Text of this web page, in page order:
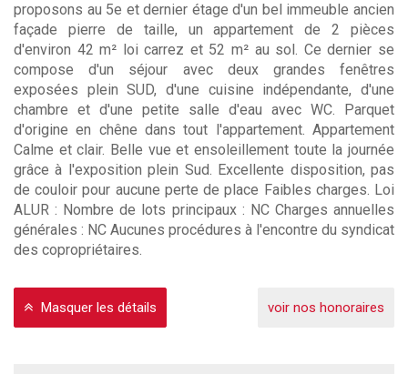
proposons au 5e et dernier étage d'un bel immeuble ancien
façade pierre de taille, un appartement de 2 pièces
d'environ 42 m² loi carrez et 52 m² au sol. Ce dernier se
compose d'un séjour avec deux grandes fenêtres
exposées plein SUD, d'une cuisine indépendante, d'une
chambre et d'une petite salle d'eau avec WC. Parquet
d'origine en chêne dans tout l'appartement. Appartement
Calme et clair. Belle vue et ensoleillement toute la journée
grâce à l'exposition plein Sud. Excellente disposition, pas
de couloir pour aucune perte de place Faibles charges. Loi
ALUR : Nombre de lots principaux : NC Charges annuelles
générales : NC Aucunes procédures à l'encontre du syndicat
des copropriétaires.
Masquer les détails voir nos honoraires